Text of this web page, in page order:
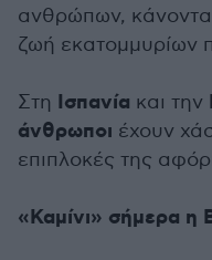
ανθρώπων,
ζωή εκατομμυρίων
Στη Ισπανία και την
άνθρωποι έχουν
επιπλοκές της
«Καμίνι» σήμερα η